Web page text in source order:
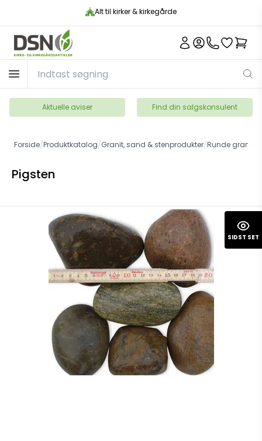
Alt til kirker & kirkegårde
Aktuelle aviser Find din salgskonsulent
Forside/Produktkatalog/Granit, sand & stenprodukter/Runde
Pigsten
SIDST SET